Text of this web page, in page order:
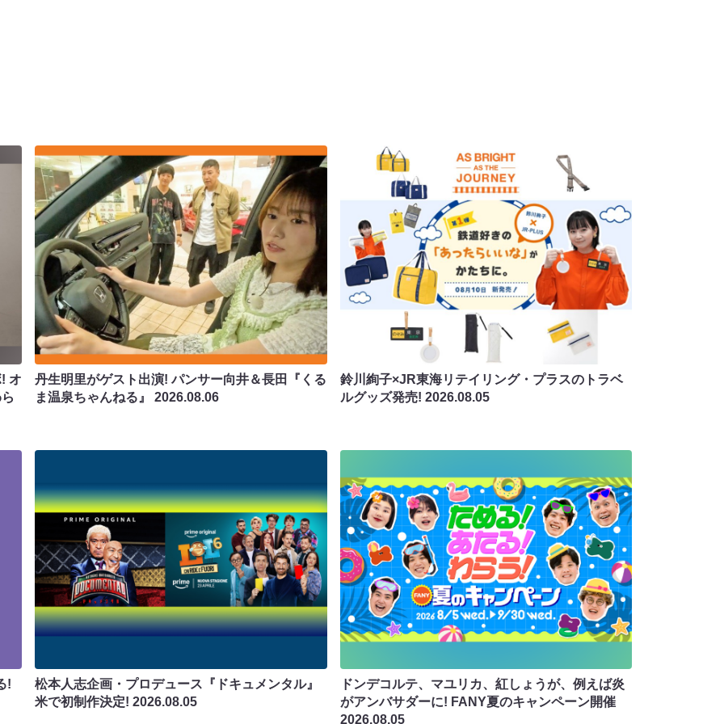
オ
丹生明里がゲスト出演! パンサー向井＆長田『くる
ま温泉ちゃんねる』2026.08.06
鈴川絢子×JR東海リテイリング・プラスのトラベ
ルグッズ発売! 2026.08.05
!
松本人志企画・プロデュース『ドキュメンタル』
米で初制作決定!2026.08.05
ドンデコルテ、マユリカ、紅しょうが、例えば炎
がアンバサダーに! FANY夏のキャンペーン開催
2026.08.05